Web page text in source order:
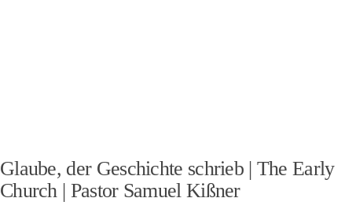
Glaube, der Geschichte schrieb | The Early
Church | Pastor Samuel Kißner